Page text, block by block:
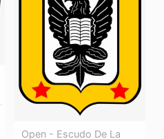
Open - Escudo De La